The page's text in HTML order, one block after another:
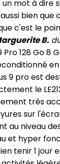
mot à dire
bien que
c'est le
B.
Pro 128 Go 8
9 pro est
le
très
sur
au niveau
et hyper
tenir 1 jour